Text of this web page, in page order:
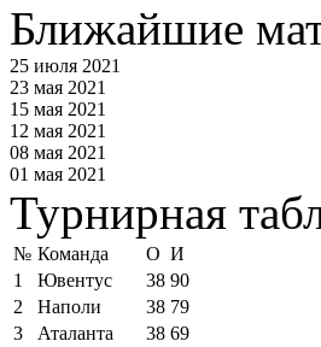
Ближайшие
25 июля 2021
23 мая 2021
15 мая 2021
12 мая 2021
08 мая 2021
01 мая 2021
Турнирная
№ Команда О И
1
Ювентус 38 90
2
Наполи 38 79
3
Аталанта 38 69